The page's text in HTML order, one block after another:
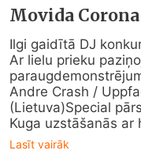
Movida
Ilgi gaidītā DJ
Ar lielu prieku
Andre Crash /
(Lietuva)Special
Kuga uzstāšanās ar
Lasīt vairāk